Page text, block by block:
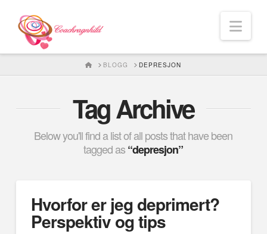
HOMEBLOGG DEPRESJON
Tag Archive
Below you'll find a list of all posts that have been
tagged as“depresjon”
Hvorfor er jeg deprimert?
Perspektiv og tips